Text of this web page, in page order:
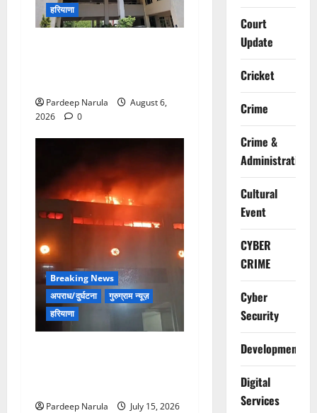
हरियाणा
Pardeep Narula
August 6,
2026
0
Breaking News
अपराध/दुर्घटना
गुरुग्राम न्यूज़
हरियाणा
Pardeep Narula
July 15, 2026
Court
Update
Cricket
Crime
Crime &
Administration
Cultural
Event
CYBER
CRIME
Cyber
Security
Development
Digital
Services